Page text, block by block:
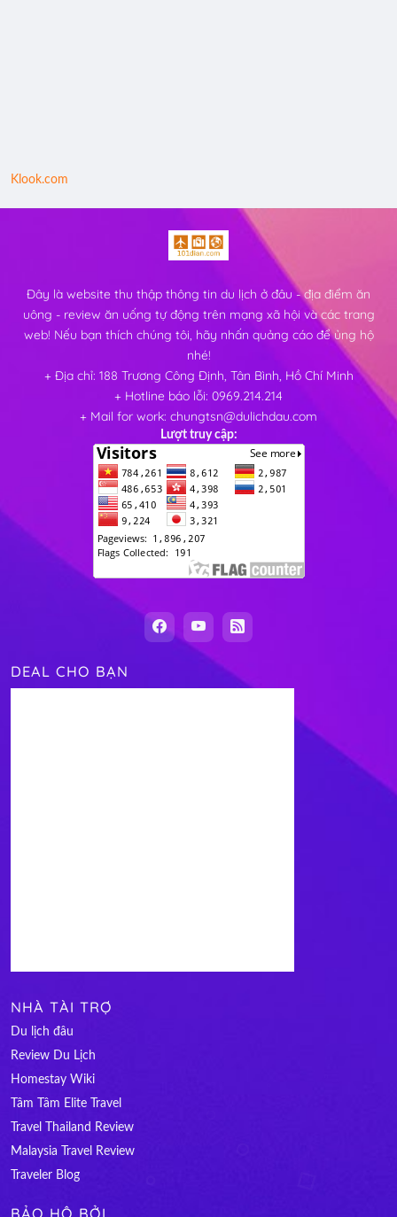
Klook.com
Đây là website thu thập thông tin du lịch ở đâu - địa điểm ăn
uông - review ăn uống tự động trên mạng xã hội và các trang
web! Nếu bạn thích chúng tôi, hãy nhấn quảng cáo để ủng hộ
nhé!
+ Địa chỉ: 188 Trương Công Định, Tân Bình, Hồ Chí Minh
+ Hotline báo lỗi: 0969.214.214
+ Mail for work: chungtsn@dulichdau.com
Lượt truy cập:
DEAL CHO BẠN
NHÀ TÀI TRỢ
Du lịch đâu
Review Du Lịch
Homestay Wiki
Tâm Tâm Elite Travel
Travel Thailand Review
Malaysia Travel Review
Traveler Blog